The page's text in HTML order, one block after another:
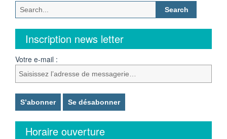
Search
for:
Inscription news letter
Votre e-mail :
Horaire ouverture